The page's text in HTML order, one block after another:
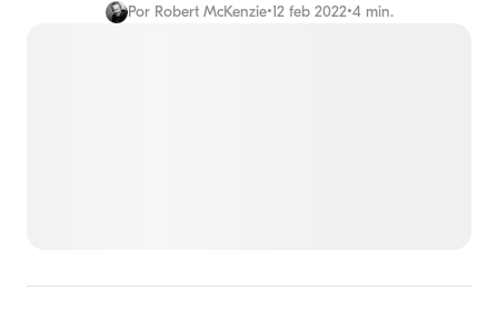
Por Robert McKenzie•12 feb 2022•4 min.